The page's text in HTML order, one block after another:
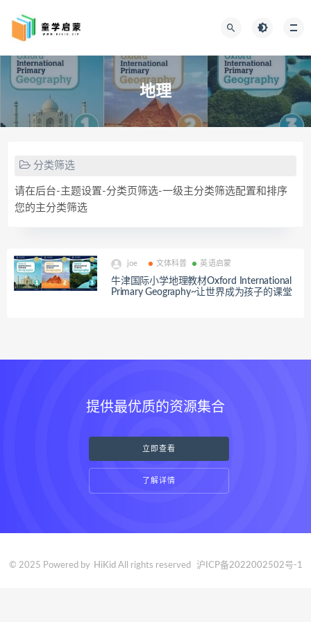
地理
分类筛选
请在后台-主题设置-分类页筛选-一级主分类筛选配置和排序
您的主分类筛选
joe 文体科普 英语启蒙
牛津国际小学地理教材Oxford International
Primary Geography~让世界成为孩子的课堂
提供最优质的资源集合
立即查看
了解详情
© 2025 Powered by HiKid All rights reserved 沪ICP备2022002502号-1